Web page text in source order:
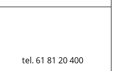
tel. 61 81 20 400